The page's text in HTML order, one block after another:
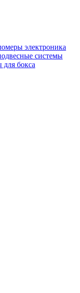
электроника
системы
для бокса